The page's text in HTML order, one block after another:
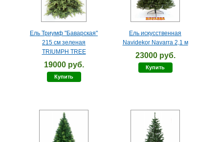
Ель Триумф "Баварская"
215 см зеленая
TRIUMPH TREE
19000 руб.
Купить
Ель искусственная
Navidekor Navarra 2,1 м
23000 руб.
Купить